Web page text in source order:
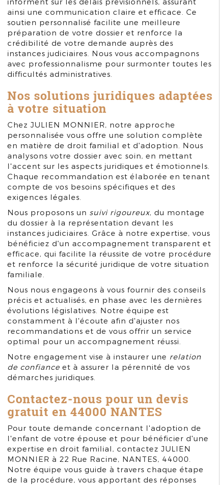
ainsi une communication claire et efficace. Ce
soutien personnalisé facilite une meilleure
préparation de votre dossier et renforce la
crédibilité de votre demande auprès des
instances judiciaires. Nous vous accompagnons
avec professionnalisme pour surmonter toutes les
difficultés administratives.
Nos solutions juridiques adaptées
à votre situation
Chez JULIEN MONNIER, notre approche
personnalisée vous offre une solution complète
en matière de droit familial et d'adoption. Nous
analysons votre dossier avec soin, en mettant
l'accent sur les aspects juridiques et émotionnels.
Chaque recommandation est élaborée en tenant
compte de vos besoins spécifiques et des
exigences légales.
Nous proposons un suivi rigoureux, du montage
du dossier à la représentation devant les
instances judiciaires. Grâce à notre expertise, vous
bénéficiez d'un accompagnement transparent et
efficace, qui facilite la réussite de votre procédure
et renforce la sécurité juridique de votre situation
familiale.
Nous nous engageons à vous fournir des conseils
précis et actualisés, en phase avec les dernières
évolutions législatives. Notre équipe est
constamment à l'écoute afin d'ajuster nos
recommandations et de vous offrir un service
optimal pour un accompagnement réussi.
Notre engagement vise à instaurer une relation
de confiance et à assurer la pérennité de vos
démarches juridiques.
Contactez-nous pour un devis
gratuit en 44000 NANTES
Pour toute demande concernant l'adoption de
l'enfant de votre épouse et pour bénéficier d'une
expertise en droit familial, contactez JULIEN
MONNIER à 22 Rue Racine, NANTES, 44000.
Notre équipe vous guide à travers chaque étape
de la procédure, vous apportant des réponses